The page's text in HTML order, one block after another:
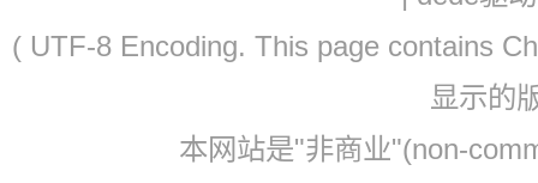
( UTF-8 Encoding. This page contains
显示的
本网站是"非商业"(non-